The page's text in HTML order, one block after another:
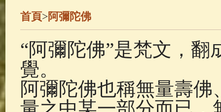
善財童子五十三參
佛典故事(37) 佛說療痔(腫瘤)
首頁>阿彌陀佛
“阿彌陀佛”是梵文，
覺。
阿彌陀佛也稱無量壽